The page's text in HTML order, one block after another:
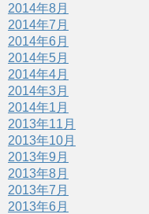
2014年8月
2014年7月
2014年6月
2014年5月
2014年4月
2014年3月
2014年1月
2013年11月
2013年10月
2013年9月
2013年8月
2013年7月
2013年6月